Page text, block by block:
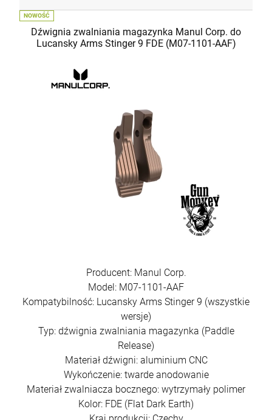
Dźwignia zwalniania magazynka Manul Corp. do
Lucansky Arms Stinger 9 FDE (M07-1101-AAF)
Producent: Manul Corp.
Model: M07-1101-AAF
Kompatybilność: Lucansky Arms Stinger 9 (wszystkie
wersje)
Typ: dźwignia zwalniania magazynka (Paddle
Release)
Materiał dźwigni: aluminium CNC
Wykończenie: twarde anodowanie
Materiał zwalniacza bocznego: wytrzymały polimer
Kolor: FDE (Flat Dark Earth)
NOWOŚĆ